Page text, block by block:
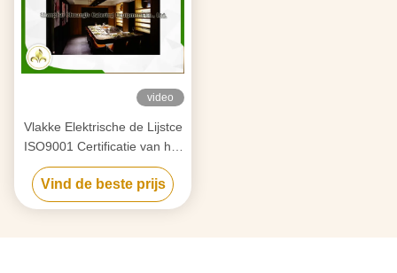
video
Vlakke Elektrische de Lijstce
ISO9001 Certificatie van het
Grill Binnen 9 Seat Japanse
Restaurant
Vind de beste prijs